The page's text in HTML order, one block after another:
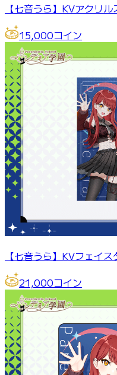
【七音うら】KVアクリ
15,000コイン
【七音うら】KVフェイ
21,000コイン